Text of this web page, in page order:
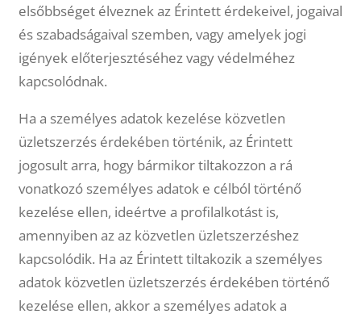
elsőbbséget élveznek az Érintett érdekeivel, jogaival
és szabadságaival szemben, vagy amelyek jogi
igények előterjesztéséhez vagy védelméhez
kapcsolódnak.
Ha a személyes adatok kezelése közvetlen
üzletszerzés érdekében történik, az Érintett
jogosult arra, hogy bármikor tiltakozzon a rá
vonatkozó személyes adatok e célból történő
kezelése ellen, ideértve a profilalkotást is,
amennyiben az az közvetlen üzletszerzéshez
kapcsolódik. Ha az Érintett tiltakozik a személyes
adatok közvetlen üzletszerzés érdekében történő
kezelése ellen, akkor a személyes adatok a